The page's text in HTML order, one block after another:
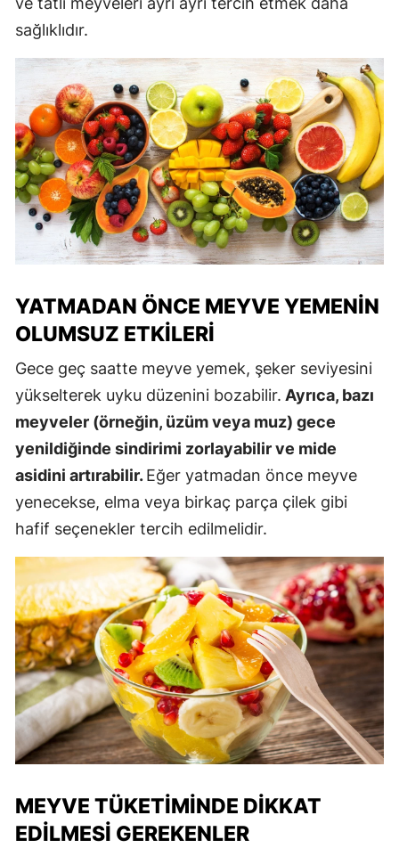
sağlıklıdır.
YATMADAN ÖNCE MEYVE YEMENIN
OLUMSUZ ETKILERI
Gece geç saatte meyve yemek, şeker seviyesini
yükselterek uyku düzenini bozabilir. Ayrıca, bazı
meyveler (örneğin, üzüm veya muz) gece
yenildiğinde sindirimi zorlayabilir ve mide
asidini artırabilir.Eğer yatmadan önce meyve
yenecekse, elma veya birkaç parça çilek gibi
hafif seçenekler tercih edilmelidir.
MEYVE TÜKETIMINDE DIKKAT
EDILMESI GEREKENLER